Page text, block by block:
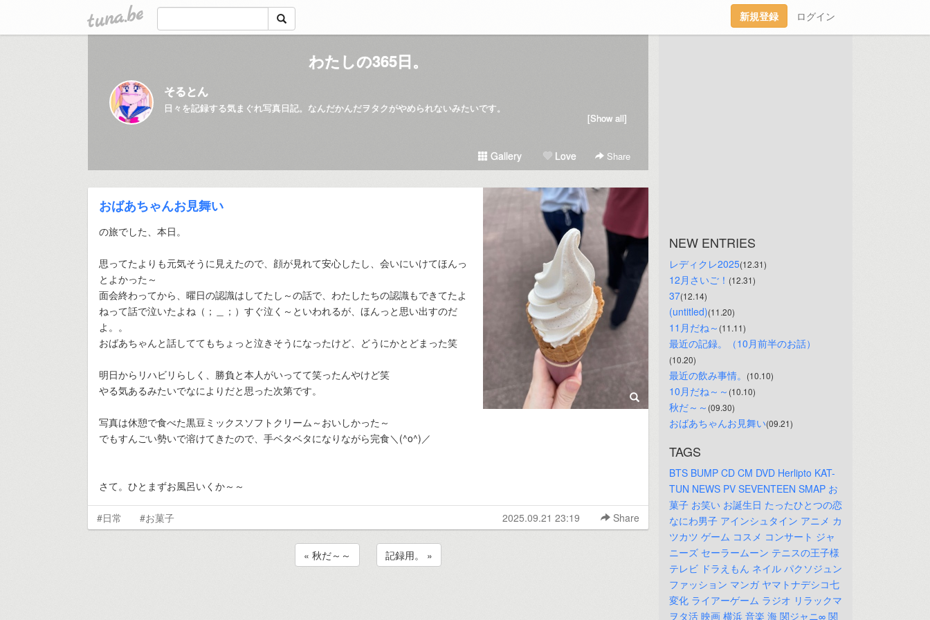
tuna.be 新規登録 ログイン
わたしの365日。
そるとん
日々を記録する気まぐれ写真日記。なんだかんだヲタクがやめられないみたいです。
[Show all]
Gallery Love Share
おばあちゃんお見舞い
の旅でした、本日。
思ってたよりも元気そうに見えたので、顔が見れて安心したし、会いにいけてほんっ
とよかった～
面会終わってから、曜日の認識はしてたし～の話で、わたしたちの認識もできてたよ
ねって話で泣いたよね（；＿；）すぐ泣く～といわれるが、ほんっと思い出すのだ
よ。。
おばあちゃんと話しててもちょっと泣きそうになったけど、どうにかとどまった笑
明日からリハビリらしく、勝負と本人がいってて笑ったんやけど笑
やる気あるみたいでなによりだと思った次第です。
写真は休憩で食べた黒豆ミックスソフトクリーム～おいしかった～
でもすんごい勢いで溶けてきたので、手ベタベタになりながら完食＼(^o^)／
さて。ひとまずお風呂いくか～～
#日常 #お菓子 2025.09.21 23:19 Share
« 秋だ～～ 記録用。 »
NEW ENTRIES
レディクレ2025(12.31)
12月さいご！ (12.31)
37(12.14)
(untitled)(11.20)
11月だね～ (11.11)
最近の記録。（10月前半のお話）
(10.20)
最近の飲み事情。 (10.10)
10月だね～～ (10.10)
秋だ～～ (09.30)
おばあちゃんお見舞い(09.21)
TAGS
BTS BUMP CD CM DVD Herlipto KAT-
TUN NEWS PV SEVENTEEN SMAP お
菓子 お笑い お誕生日 たったひとつの恋
なにわ男子 アインシュタイン アニメ カ
ツカツ ゲーム コスメ コンサート ジャ
ニーズ セーラームーン テニスの王子様
テレビ ドラえもん ネイル パクソジュン
ファッション マンガ ヤマトナデシコ七
変化 ライアーゲーム ラジオ リラックマ
ヲタ活 映画 横浜 音楽 海 関ジャニ∞ 関